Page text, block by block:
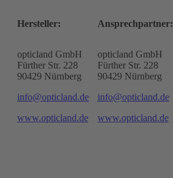
Hersteller:
opticland GmbH
Fürther Str. 228
90429 Nürnberg
info@opticland.de
www.opticland.de
Ansprechpartner:
opticland GmbH
Fürther Str. 228
90429 Nürnberg
info@opticland.de
www.opticland.de